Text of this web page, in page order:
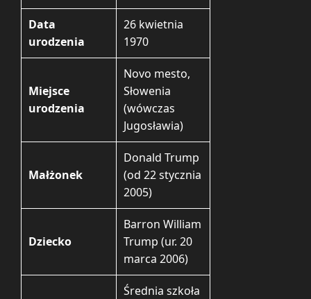
Data
urodzenia
26 kwietnia
1970
Miejsce
urodzenia
Novo mesto,
Słowenia
(wówczas
Jugosławia)
Małżonek
Donald Trump
(od 22 stycznia
2005)
Dziecko
Barron William
Trump (ur. 20
marca 2006)
Średnia szkoła